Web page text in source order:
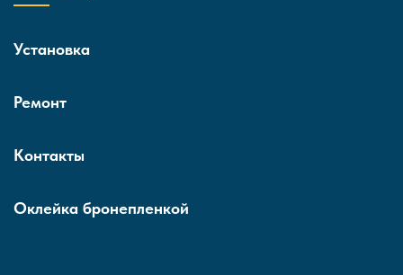
Установка
Ремонт
Контакты
Оклейка бронепленкой